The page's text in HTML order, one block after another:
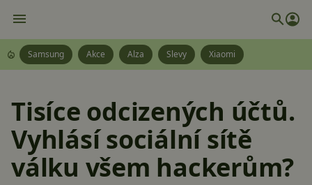
Samsung Akce Alza Slevy Xiaomi
Tisíce odcizených účtů.
Vyhlásí sociální sítě
válku všem hackerům?